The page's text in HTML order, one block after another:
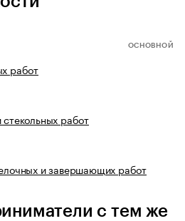
ОСНОВНОЙ
работ
работ
и завершающих работ
с тем же